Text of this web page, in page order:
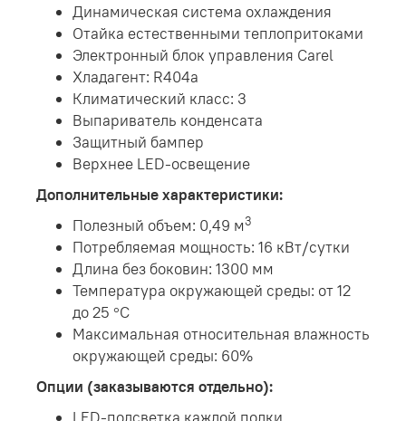
Динамическая система охлаждения
Отайка естественными теплопритоками
Электронный блок управления Carel
Хладагент: R404a
Климатический класс: 3
Выпариватель конденсата
Защитный бампер
Верхнее LED-освещение
Дополнительные характеристики:
Полезный объем: 0,49 м3
Потребляемая мощность: 16 кВт/сутки
Длина без боковин: 1300 мм
Температура окружающей среды: от 12
до 25 °С
Максимальная относительная влажность
окружающей среды: 60%
Опции (заказываются отдельно):